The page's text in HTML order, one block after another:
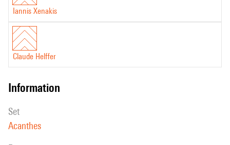
Iannis Xenakis
Claude Helffer
information
set
Acanthes